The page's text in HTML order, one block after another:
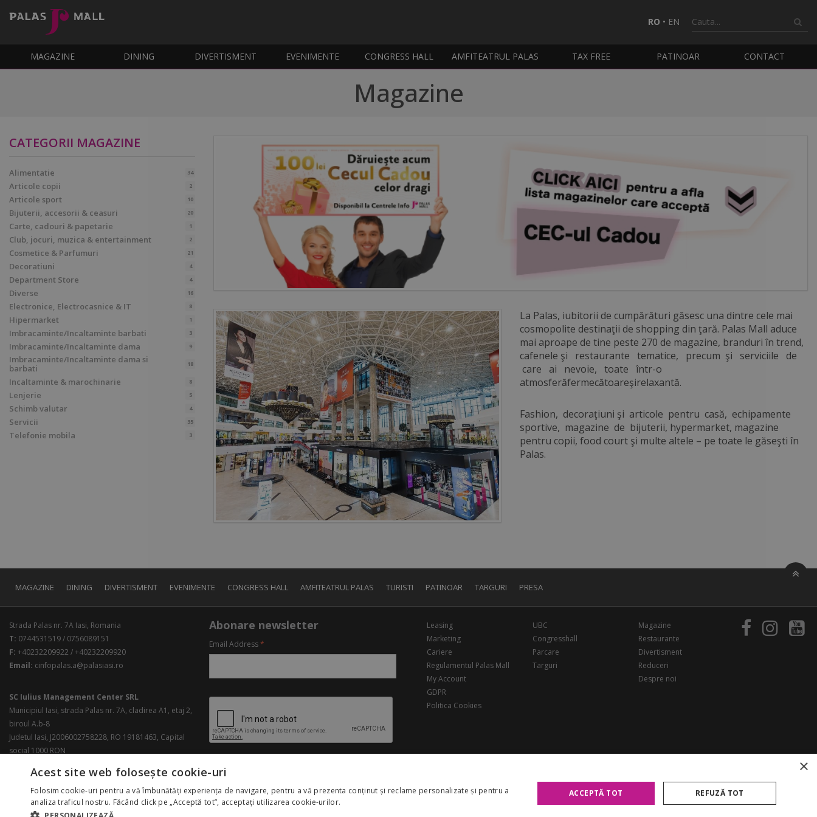
RO • EN
MAGAZINE DINING DIVERTISMENT EVENIMENTE CONGRESS HALL AMFITEATRUL PALAS TAX FREE PATINOAR CONTACT
Magazine
CATEGORII MAGAZINE
Alimentatie 34
Articole copii 2
Articole sport 10
Bijuterii, accesorii & ceasuri 20
Carte, cadouri & papetarie 1
Club, jocuri, muzica & entertainment 2
Cosmetice & Parfumuri 21
Decoratiuni 4
Department Store 4
Diverse 16
Electronice, Electrocasnice & IT 8
Hipermarket 1
Imbracaminte/Incaltaminte barbati 3
Imbracaminte/Incaltaminte dama 9
Imbracaminte/Incaltaminte dama si
barbati
18
Incaltaminte & marochinarie 8
Lenjerie 5
Schimb valutar 4
Servicii 35
Telefonie mobila 3
La Palas, iubitorii de cumpărături găsesc una dintre cele mai
cosmopolite destinaţii de shopping din ţară. Palas Mall aduce
mai aproape de tine peste 270 de magazine, branduri în trend,
cafenele şi restaurante tematice, precum şi serviciile de
care ai nevoie, toate într-o
atmosferăfermecătoareşirelaxantă.
Fashion, decoraţiuni şi articole pentru casă, echipamente
sportive, magazine de bijuterii, hypermarket, magazine
pentru copii, food court şi multe altele – pe toate le găseşti în
Palas.
MAGAZINE DINING DIVERTISMENT EVENIMENTE CONGRESS HALL AMFITEATRUL PALAS TURISTI PATINOAR TARGURI PRESA
Strada Palas nr. 7A Iasi, Romania
T: 0744531519 / 0756089151
F: +40232209922 / +40232209920
Email: cinfopalas.a@palasiasi.ro
SC Iulius Management Center SRL
Municipiul Iasi, strada Palas nr. 7A, cladirea A1, etaj 2,
biroul A.b-8
Judetul Iasi, J2006002758228, RO 19181463, Capital
social 1000 RON
Abonare newsletter
Email Address*
Leasing
Marketing
Cariere
Regulamentul Palas Mall
My Account
GDPR
Politica Cookies
UBC
Congresshall
Parcare
Targuri
Magazine
Restaurante
Divertisment
Reduceri
Despre noi
Copyright 2026 Palas Mall. Toate drepturile rezervate.
×
Acest site web folosește cookie-uri
Folosim cookie-uri pentru a vă îmbunătăți experiența de navigare, pentru a vă prezenta conținut și reclame personalizate și pentru a
analiza traficul nostru. Făcând click pe „Acceptă tot”, acceptați utilizarea cookie-urilor.
ACCEPTĂ TOT REFUZĂ TOT